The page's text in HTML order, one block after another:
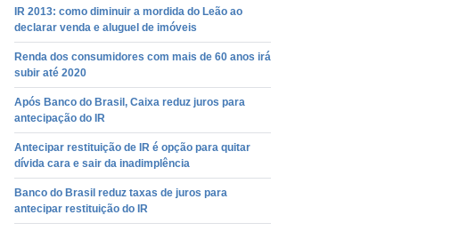
IR 2013: como diminuir a mordida do Leão ao
declarar venda e aluguel de imóveis
Renda dos consumidores com mais de 60 anos irá
subir até 2020
Após Banco do Brasil, Caixa reduz juros para
antecipação do IR
Antecipar restituição de IR é opção para quitar
dívida cara e sair da inadimplência
Banco do Brasil reduz taxas de juros para
antecipar restituição do IR